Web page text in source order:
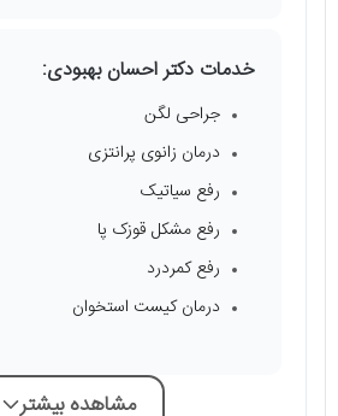
خدمات دکتر احسان بهبودی:
جراحی لگن
درمان زانوی پرانتزی
رفع سیاتیک
رفع مشکل قوزک پا
رفع کمردرد
درمان کیست استخوان
مشاهده بیشتر